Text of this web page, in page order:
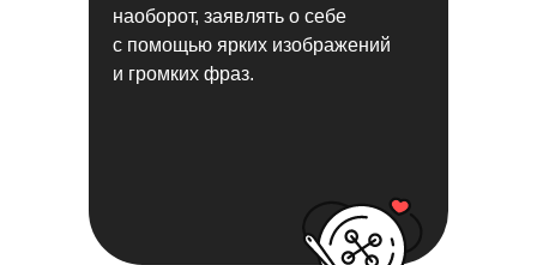
наоборот, заявлять о себе
с помощью ярких изображений
и громких фраз.